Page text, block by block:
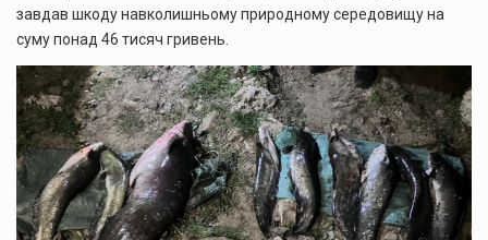
завдав шкоду навколишньому природному середовищу на
суму понад 46 тисяч гривень.